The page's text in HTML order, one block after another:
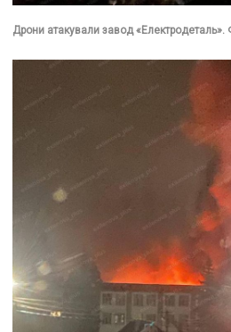
Дрони атакували завод